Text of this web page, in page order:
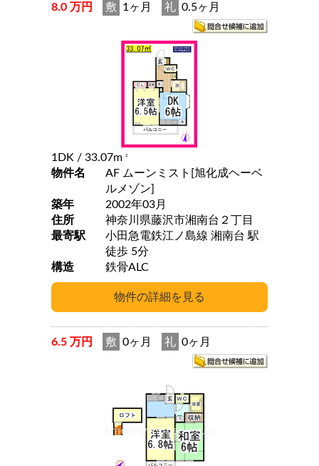
8.0 万円 敷 1ヶ月 礼 0.5ヶ月
1DK / 33.07m 2
物件名
AF ムーンミスト[旭化成ヘーベ
ルメゾン]
築年
2002年03月
住所
神奈川県藤沢市湘南台２丁目
最寄駅
小田急電鉄江ノ島線 湘南台 駅
徒歩 5分
構造
鉄骨ALC
6.5 万円 敷 0ヶ月 礼 0ヶ月